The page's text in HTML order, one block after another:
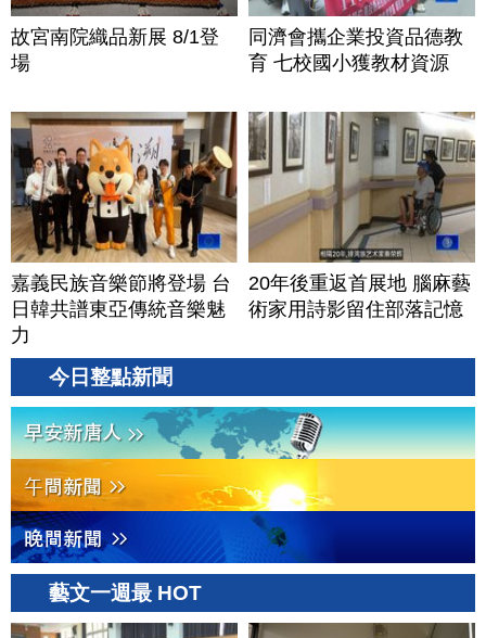
故宮南院織品新展 8/1登
場
同濟會攜企業投資品德教
育 七校國小獲教材資源
嘉義民族音樂節將登場 台
日韓共譜東亞傳統音樂魅
力
20年後重返首展地 腦麻藝
術家用詩影留住部落記憶
今日整點新聞
藝文一週最 HOT